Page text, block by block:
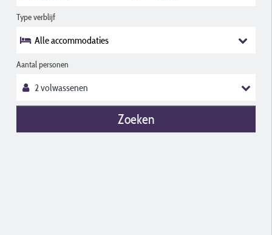
Type verblijf
Alle accommodaties
Aantal personen
Zoeken